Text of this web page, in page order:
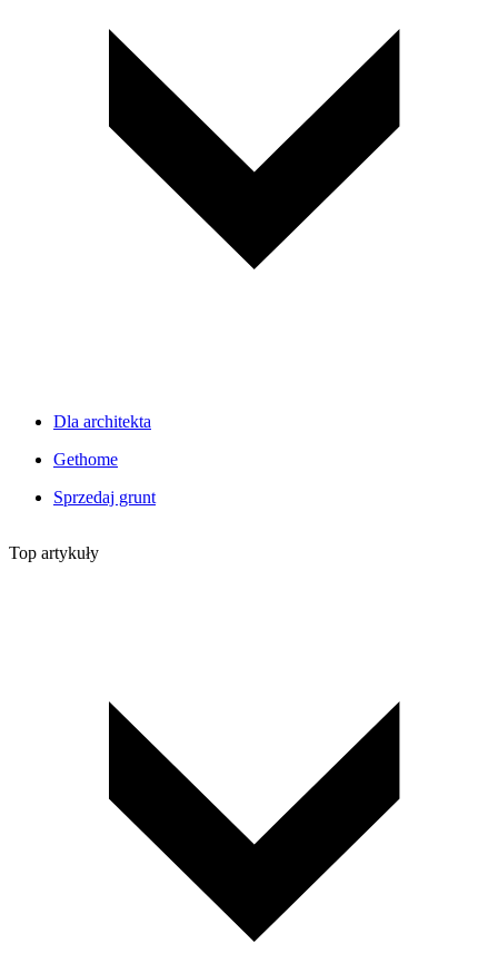
Dla architekta
Gethome
Sprzedaj grunt
Top artykuły